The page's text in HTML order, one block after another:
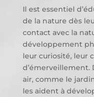
Il est essentiel
de la nature dès
contact avec la
développement
leur curiosité, leur
d’émerveillement.
air, comme le
les aident à